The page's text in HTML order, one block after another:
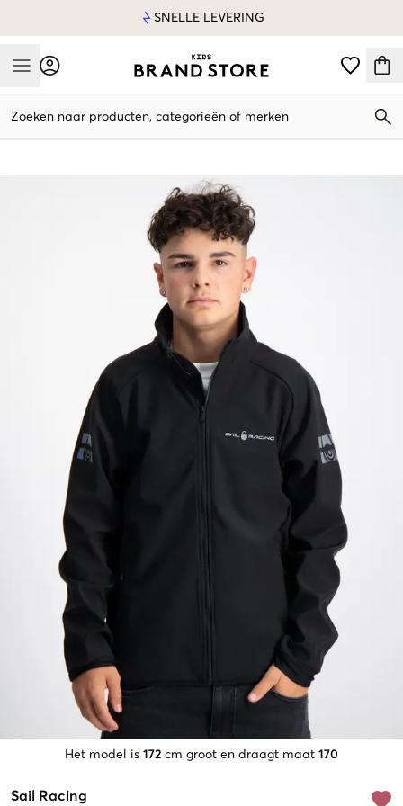
SNELLE LEVERING
Mobile Menu
Zoeken naar producten, categorieën of merken
Het model is 172 cm groot en draagt maat 170
Sail Racing